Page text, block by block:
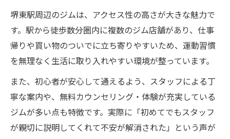
堺東駅周辺のジムは、アクセス性の高さが大きな魅力で
す。駅から徒歩数分圏内に複数のジム店舗があり、仕事
帰りや買い物のついでに立ち寄りやすいため、運動習慣
を無理なく生活に取り入れやすい環境が整っています。
また、初心者が安心して通えるよう、スタッフによる丁
寧な案内や、無料カウンセリング・体験が充実している
ジムが多い点も特徴です。実際に「初めてでもスタッフ
が親切に説明してくれて不安が解消された」という声が